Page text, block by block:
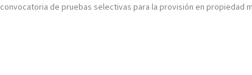
de pruebas selectivas para la provisión en propiedad